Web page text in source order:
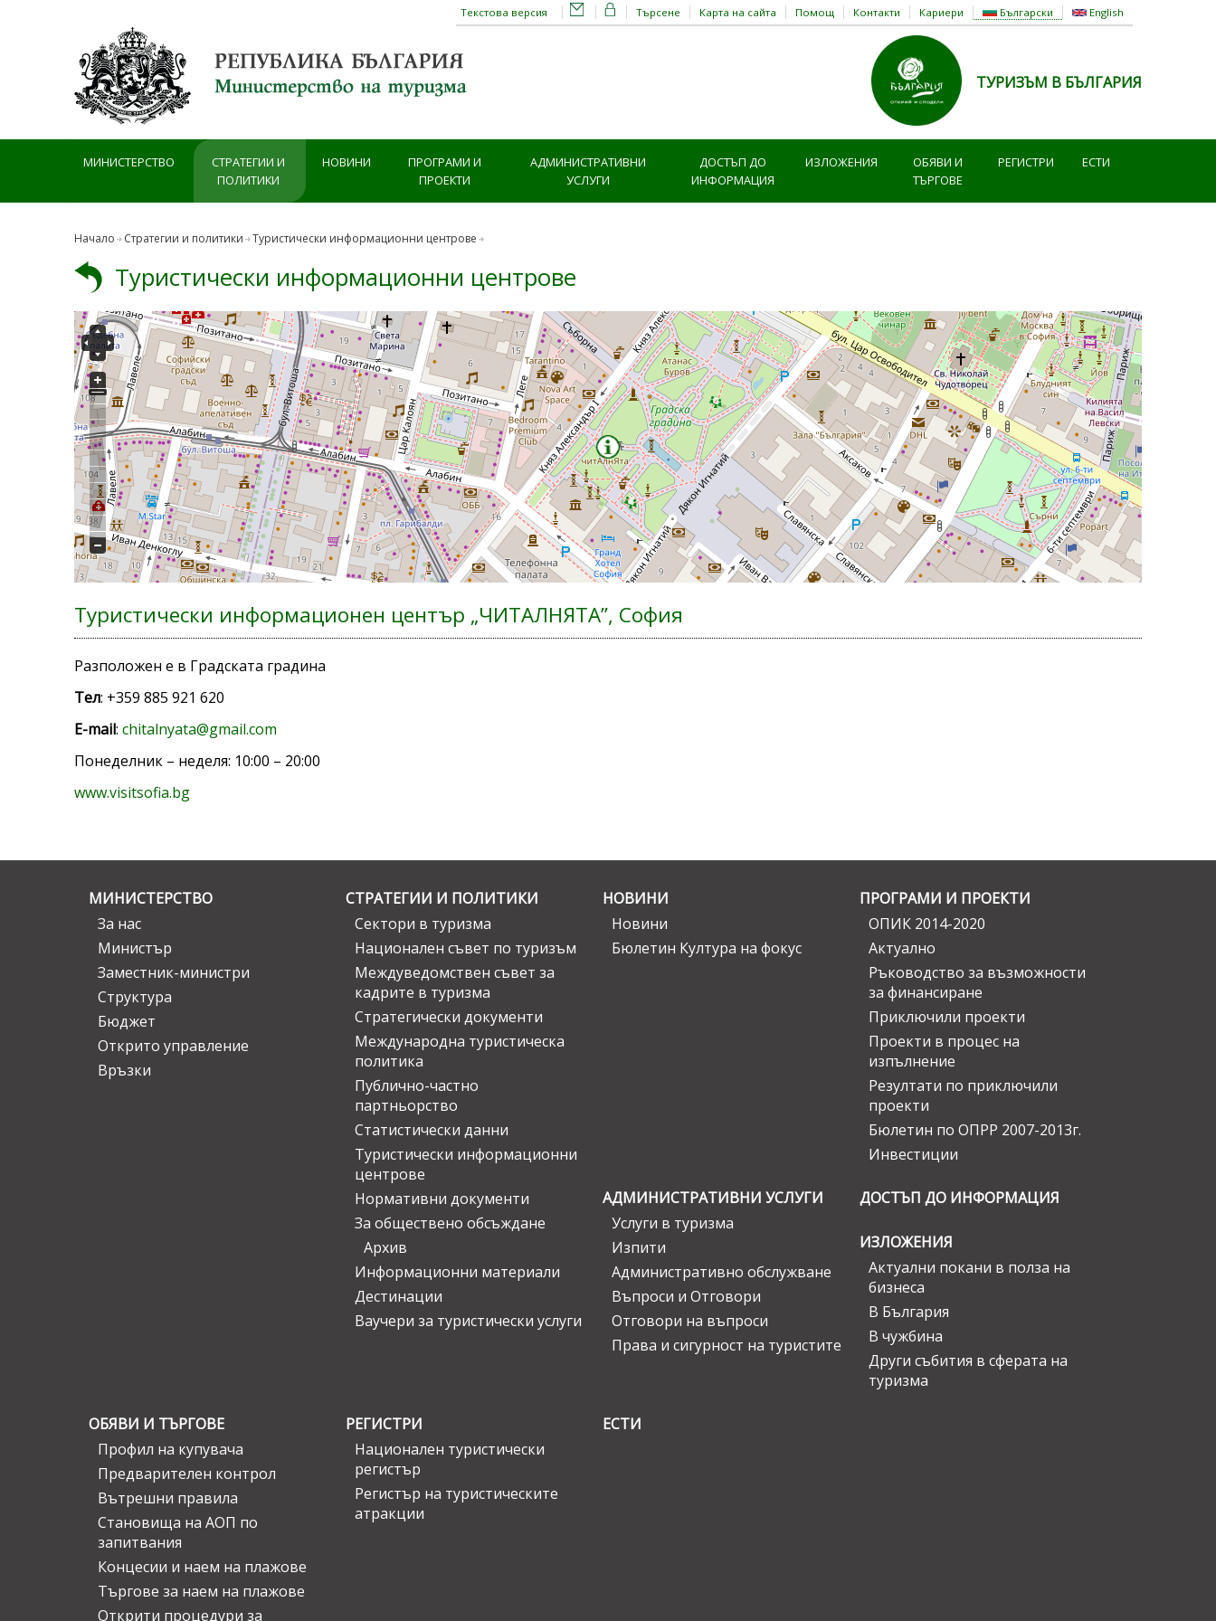
Български English
Търсене Карта на сайта Помощ Контакти Кариери
Текстова версия
ТУРИЗЪМ В БЪЛГАРИЯ
МИНИСТЕРСТВО
СТРАТЕГИИ И
ПОЛИТИКИ
НОВИНИ
ПРОГРАМИ И
ПРОЕКТИ
АДМИНИСТРАТИВНИ
УСЛУГИ
ДОСТЪП ДО
ИНФОРМАЦИЯ
ИЗЛОЖЕНИЯ
ОБЯВИ И
ТЪРГОВЕ
РЕГИСТРИ ЕСТИ
Начало Стратегии и политики Туристически информационни центрове
Туристически информационни центрове
Туристически информационен център „ЧИТАЛНЯТА”, София
Разположен е в Градската градина
Тел: +359 885 921 620
E-mail: chitalnyata@gmail.com
Понеделник – неделя: 10:00 – 20:00
www.visitsofia.bg
МИНИСТЕРСТВО
За нас
Министър
Заместник-министри
Структура
Бюджет
Открито управление
Връзки
СТРАТЕГИИ И ПОЛИТИКИ
Сектори в туризма
Национален съвет по туризъм
Междуведомствен съвет за
кадрите в туризма
Стратегически документи
Международна туристическа
политика
Публично-частно
партньорство
Статистически данни
Туристически информационни
центрове
Нормативни документи
За обществено обсъждане
Архив
Информационни материали
Дестинации
Ваучери за туристически услуги
НОВИНИ
Новини
Бюлетин Култура на фокус
ПРОГРАМИ И ПРОЕКТИ
ОПИК 2014-2020
Актуално
Ръководство за възможности
за финансиране
Приключили проекти
Проекти в процес на
изпълнение
Резултати по приключили
проекти
Бюлетин по ОПРР 2007-2013г.
Инвестиции
АДМИНИСТРАТИВНИ УСЛУГИ
Услуги в туризма
Изпити
Административно обслужване
Въпроси и Отговори
Отговори на въпроси
Права и сигурност на туристите
ДОСТЪП ДО ИНФОРМАЦИЯ
ИЗЛОЖЕНИЯ
Актуални покани в полза на
бизнеса
В България
В чужбина
Други събития в сферата на
туризма
ОБЯВИ И ТЪРГОВЕ
Профил на купувача
Предварителен контрол
Вътрешни правила
Становища на АОП по
запитвания
Концесии и наем на плажове
Търгове за наем на плажове
Открити процедури за
РЕГИСТРИ
Национален туристически
регистър
Регистър на туристическите
атракции
ЕСТИ